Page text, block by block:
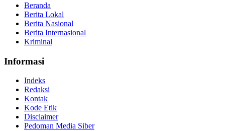
Beranda
Berita Lokal
Berita Nasional
Berita Internasional
Kriminal
Informasi
Indeks
Redaksi
Kontak
Kode Etik
Disclaimer
Pedoman Media Siber